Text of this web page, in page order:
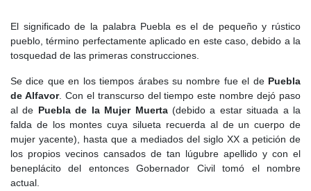
El significado de la palabra Puebla es el de pequeño y rústico
pueblo, término perfectamente aplicado en este caso, debido a la
tosquedad de las primeras construcciones.
Se dice que en los tiempos árabes su nombre fue el de Puebla
de Alfavor. Con el transcurso del tiempo este nombre dejó paso
al de Puebla de la Mujer Muerta(debido a estar situada a la
falda de los montes cuya silueta recuerda al de un cuerpo de
mujer yacente), hasta que a mediados del siglo XX a petición de
los propios vecinos cansados de tan lúgubre apellido y con el
beneplácito del entonces Gobernador Civil tomó el nombre
actual.